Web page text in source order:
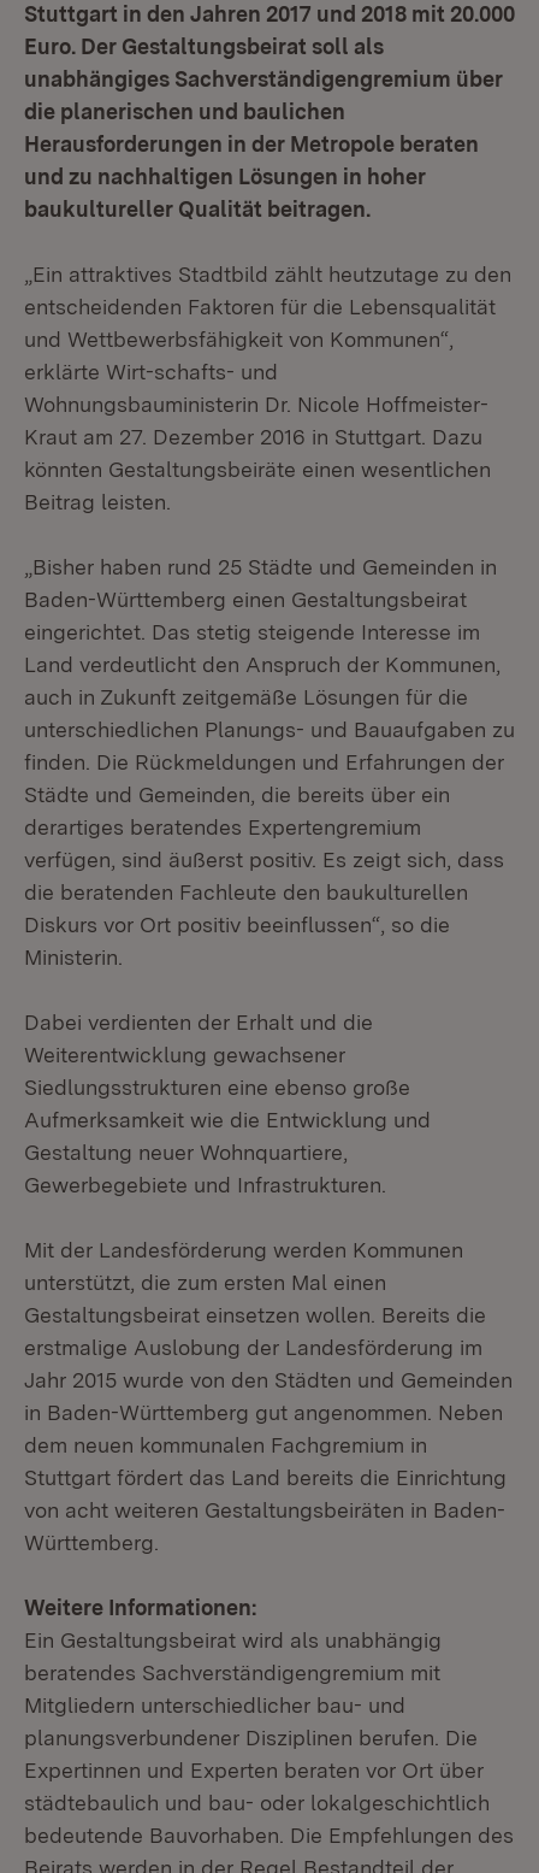
Stuttgart in den Jahren 2017 und 2018 mit 20.000
Euro. Der Gestaltungsbeirat soll als
unabhängiges Sachverständigengremium über
die planerischen und baulichen
Herausforderungen in der Metropole beraten
und zu nachhaltigen Lösungen in hoher
baukultureller Qualität beitragen.
„Ein attraktives Stadtbild zählt heutzutage zu den
entscheidenden Faktoren für die Lebensqualität
und Wettbewerbsfähigkeit von Kommunen“,
erklärte Wirt-schafts- und
Wohnungsbauministerin Dr. Nicole Hoffmeister-
Kraut am 27. Dezember 2016 in Stuttgart. Dazu
könnten Gestaltungsbeiräte einen wesentlichen
Beitrag leisten.
„Bisher haben rund 25 Städte und Gemeinden in
Baden-Württemberg einen Gestaltungsbeirat
eingerichtet. Das stetig steigende Interesse im
Land verdeutlicht den Anspruch der Kommunen,
auch in Zukunft zeitgemäße Lösungen für die
unterschiedlichen Planungs- und Bauaufgaben zu
finden. Die Rückmeldungen und Erfahrungen der
Städte und Gemeinden, die bereits über ein
derartiges beratendes Expertengremium
verfügen, sind äußerst positiv. Es zeigt sich, dass
die beratenden Fachleute den baukulturellen
Diskurs vor Ort positiv beeinflussen“, so die
Ministerin.
Dabei verdienten der Erhalt und die
Weiterentwicklung gewachsener
Siedlungsstrukturen eine ebenso große
Aufmerksamkeit wie die Entwicklung und
Gestaltung neuer Wohnquartiere,
Gewerbegebiete und Infrastrukturen.
Mit der Landesförderung werden Kommunen
unterstützt, die zum ersten Mal einen
Gestaltungsbeirat einsetzen wollen. Bereits die
erstmalige Auslobung der Landesförderung im
Jahr 2015 wurde von den Städten und Gemeinden
in Baden-Württemberg gut angenommen. Neben
dem neuen kommunalen Fachgremium in
Stuttgart fördert das Land bereits die Einrichtung
von acht weiteren Gestaltungsbeiräten in Baden-
Württemberg.
Weitere Informationen:
Ein Gestaltungsbeirat wird als unabhängig
beratendes Sachverständigengremium mit
Mitgliedern unterschiedlicher bau- und
planungsverbundener Disziplinen berufen. Die
Expertinnen und Experten beraten vor Ort über
städtebaulich und bau- oder lokalgeschichtlich
bedeutende Bauvorhaben. Die Empfehlungen des
Beirats werden in der Regel Bestandteil der